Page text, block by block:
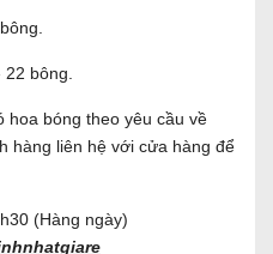
hoa bóng theo yêu cầu về
hàng liên hệ với cửa hàng để
(Hàng ngày)